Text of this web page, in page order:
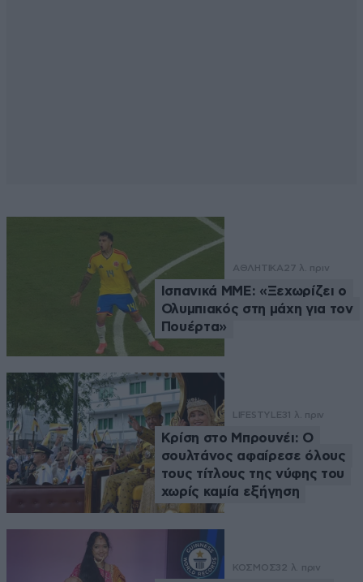
ΑΘΛΗΤΙΚΑ 27 λ. πριν
Ισπανικά ΜΜΕ: «Ξεχωρίζει ο
Ολυμπιακός στη μάχη για τον
Πουέρτα»
LIFESTYLE31 λ. πριν
Κρίση στο Μπρουνέι: Ο
σουλτάνος αφαίρεσε όλους
τους τίτλους της νύφης του
χωρίς καμία εξήγηση
ΚΟΣΜΟΣ32 λ. πριν